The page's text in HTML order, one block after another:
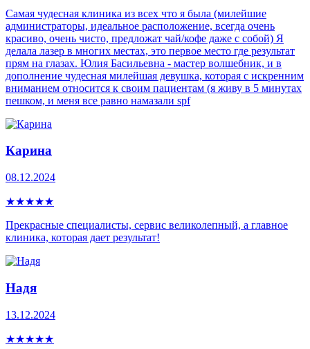
Самая чудесная клиника из всех что я была (милейшие
администраторы, идеальное расположение, всегда очень
красиво, очень чисто, предложат чай/кофе даже с собой) Я
делала лазер в многих местах, это первое место где результат
прям на глазах. Юлия Басильевна - мастер волшебник, и в
дополнение чудесная милейшая девушка, которая с искренним
вниманием относится к своим пациентам (я живу в 5 минутах
пешком, и меня все равно намазали spf
Карина
08.12.2024
★★★★★
Прекрасные специалисты, сервис великолепный, а главное
клиника, которая дает результат!
Надя
13.12.2024
★★★★★